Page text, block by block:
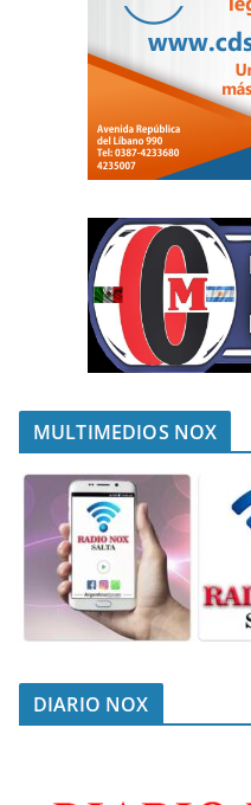
MULTIMEDIOS NOX
DIARIO NOX